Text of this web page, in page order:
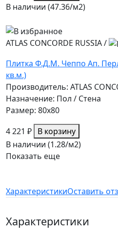
В наличии (47.36/м2)
ATLAS CONCORDE RUSSIA/
Плитка Ф.Д.М. Чеппо Ап.
кв.м.)
Производитель: ATLAS
Назначение: Пол / Стена
Размер: 80x80
4 221 ₽ В корзину
В наличии (1.28/м2)
Показать еще
ХарактеристикиОставить
Характеристики